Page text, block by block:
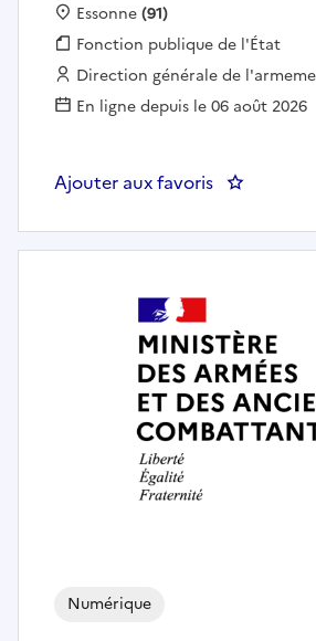
Localisation :
Essonne(91)
Fonction publique :
Fonction publique de l'État
Employeur :
Direction générale de
En ligne depuis le 06 août 2026
Ajouter aux favoris : CE -
Numérique